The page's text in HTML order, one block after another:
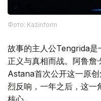
Фото: Kazinform
故事的主人公Tengrida是
正义与真相而战。阿鲁
Astana首次公开这一原
烈反响，一年之后，这一